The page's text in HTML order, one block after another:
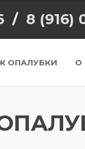
/ 8 (916)
ОПАЛУБКИ О